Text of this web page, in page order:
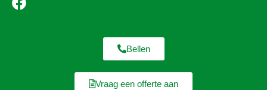
Bellen
Vraag een offerte aan